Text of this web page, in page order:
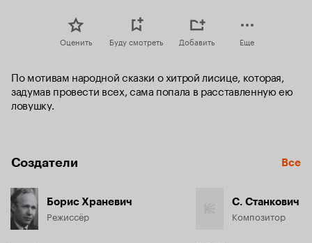
Оценить Буду смотреть Добавить Еще
По мотивам народной сказки о хитрой лисице, которая,
задумав провести всех, сама попала в расставленную ею
ловушку.
Создатели Все
Борис Храневич
Режиссёр
С. Станкович
Композитор